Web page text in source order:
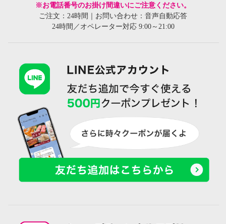
※お電話番号のお掛け間違いにご注意ください。
ご注文：24時間｜お問い合わせ：音声自動応答
24時間／オペレーター対応 9:00～21:00